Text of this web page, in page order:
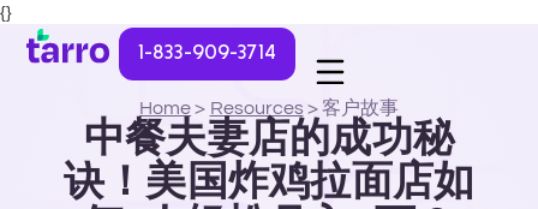
{}
1-833-909-3714
Home > Resources > 客户故事
中餐夫妻店的成功秘
诀！美国炸鸡拉面店如